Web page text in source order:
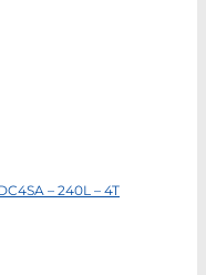
– 240L – 4T